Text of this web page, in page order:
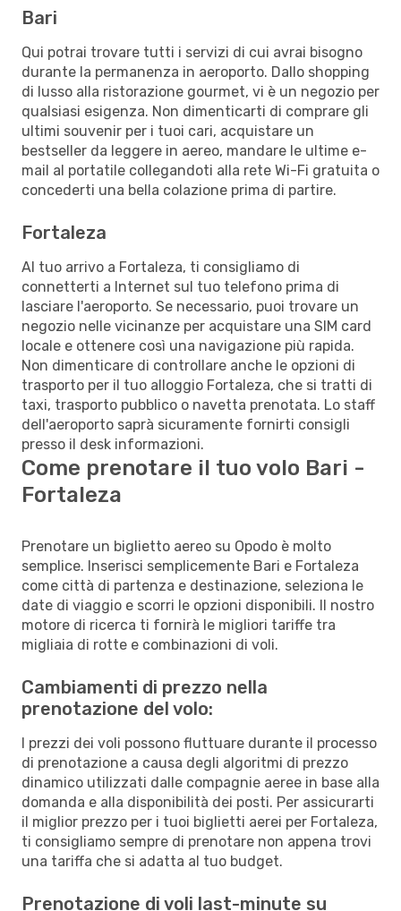
Bari
Qui potrai trovare tutti i servizi di cui avrai bisogno
durante la permanenza in aeroporto. Dallo shopping
di lusso alla ristorazione gourmet, vi è un negozio per
qualsiasi esigenza. Non dimenticarti di comprare gli
ultimi souvenir per i tuoi cari, acquistare un
bestseller da leggere in aereo, mandare le ultime e-
mail al portatile collegandoti alla rete Wi-Fi gratuita o
concederti una bella colazione prima di partire.
Fortaleza
Al tuo arrivo a Fortaleza, ti consigliamo di
connetterti a Internet sul tuo telefono prima di
lasciare l'aeroporto. Se necessario, puoi trovare un
negozio nelle vicinanze per acquistare una SIM card
locale e ottenere così una navigazione più rapida.
Non dimenticare di controllare anche le opzioni di
trasporto per il tuo alloggio Fortaleza, che si tratti di
taxi, trasporto pubblico o navetta prenotata. Lo staff
dell'aeroporto saprà sicuramente fornirti consigli
presso il desk informazioni.
Come prenotare il tuo volo Bari -
Fortaleza
Prenotare un biglietto aereo su Opodo è molto
semplice. Inserisci semplicemente Bari e Fortaleza
come città di partenza e destinazione, seleziona le
date di viaggio e scorri le opzioni disponibili. Il nostro
motore di ricerca ti fornirà le migliori tariffe tra
migliaia di rotte e combinazioni di voli.
Cambiamenti di prezzo nella
prenotazione del volo:
I prezzi dei voli possono fluttuare durante il processo
di prenotazione a causa degli algoritmi di prezzo
dinamico utilizzati dalle compagnie aeree in base alla
domanda e alla disponibilità dei posti. Per assicurarti
il miglior prezzo per i tuoi biglietti aerei per Fortaleza,
ti consigliamo sempre di prenotare non appena trovi
una tariffa che si adatta al tuo budget.
Prenotazione di voli last-minute su